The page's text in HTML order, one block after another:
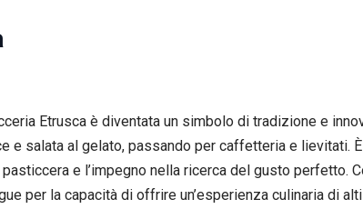
Etrusca è diventata un simbolo di tradizione e
e salata al gelato, passando per caffetteria e lievitati.
e l’impegno nella ricerca del gusto
per la capacità di offrire un’esperienza culinaria di